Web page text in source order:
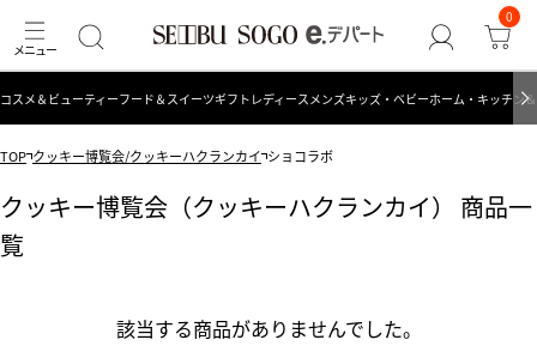
0
コスメ＆ビューティーフード＆スイーツギフト レディース メンズキッズ・ベビーホーム・キッチン
TOP クッキー博覧会/クッキーハクランカイ ショコラボ
クッキー博覧会（クッキーハクランカイ） 商品一
覧
該当する商品がありませんでした。